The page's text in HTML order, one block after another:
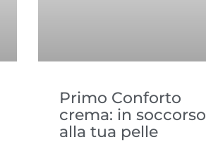
Primo Conforto
crema: in soccorso
alla tua pelle